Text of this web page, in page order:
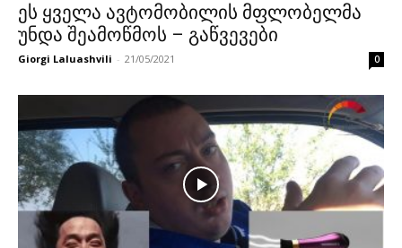
ეს ყველა ავტომობილის მფლობელმა
უნდა შეამოწმოს – გაწვევები
Giorgi Laluashvili - 21/05/2021 0